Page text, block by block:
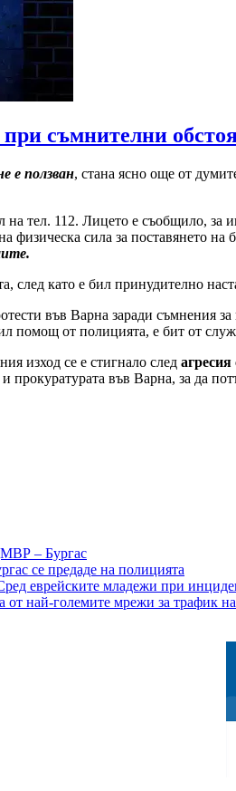
съмнителни
е ползван, стана ясно още от
тел. 112. Лицето е съобщило, за
физическа сила за поставянето
след като е бил принудително
във Варна заради съмнения
помощ от полицията, е бит от
изход се е стигнало след
прокуратурата във Варна, за да
– Бургас
се предаде на полицията
еврейските младежи при
от най-големите мрежи за трафик